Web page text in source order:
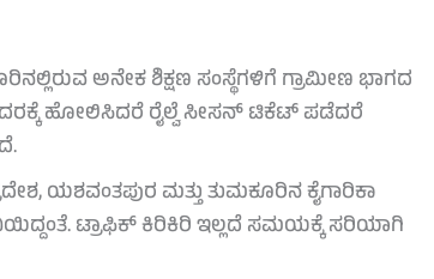
ಅನೇಕ ಶಿಕ್ಷಣ ಸಂಸ್ಥೆಗಳಿಗೆ ಗ್ರಾಮೀಣ ಭಾಗದ
ಹೋಲಿಸಿದರೆ ರೈಲ್ವೆ ಸೀಸನ್ ಟಿಕೆಟ್ ಪಡೆದರೆ
ಯಶವಂತಪುರ ಮತ್ತು ತುಮಕೂರಿನ ಕೈಗಾರಿಕಾ
ಟ್ರಾಫಿಕ್ ಕಿರಿಕಿರಿ ಇಲ್ಲದೆ ಸಮಯಕ್ಕೆ ಸರಿಯಾಗಿ